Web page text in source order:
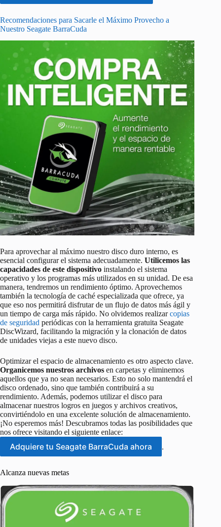
Recomendaciones para Sacarle el Máximo Provecho a
Nuestro Seagate BarraCuda
Para aprovechar al máximo nuestro disco duro interno, es
esencial configurar el sistema adecuadamente. Utilicemos las
capacidades de este dispositivo instalando el sistema
operativo y los programas más utilizados en su unidad. De esa
manera, tendremos un rendimiento óptimo. Aprovechemos
también la tecnología de caché especializada que ofrece, ya
que eso nos permitirá disfrutar de un flujo de datos más ágil y
un tiempo de carga más rápido. No olvidemos realizarcopias
de seguridad periódicas con la herramienta gratuita Seagate
DiscWizard, facilitando la migración y la clonación de datos
de unidades viejas a este nuevo disco.
Optimizar el espacio de almacenamiento es otro aspecto clave.
Organicemos nuestros archivos en carpetas y eliminemos
aquellos que ya no sean necesarios. Esto no solo mantendrá el
disco ordenado, sino que también contribuirá a su
rendimiento. Además, podemos utilizar el disco para
almacenar nuestros logros en juegos y archivos creativos,
convirtiéndolo en una excelente solución de almacenamiento.
¡No esperemos más! Descubramos todas las posibilidades que
nos ofrece visitando el siguiente enlace:
Adquiere tu Seagate BarraCuda ahora .
Alcanza nuevas metas